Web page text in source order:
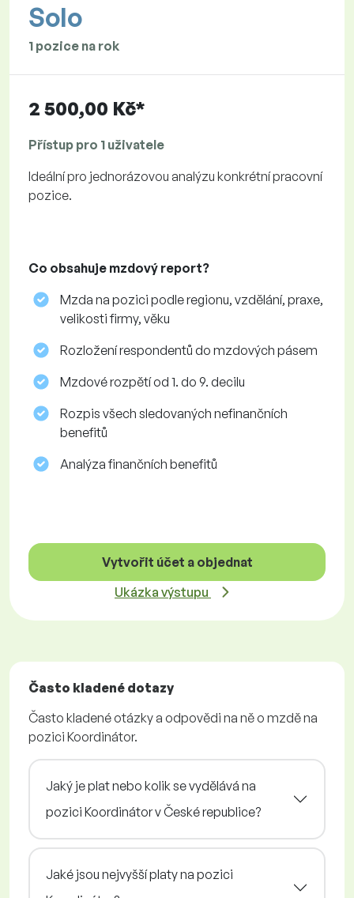
Solo
1 pozice na rok
2 500,00 Kč*
Přístup pro 1 uživatele
Ideální pro jednorázovou analýzu konkrétní pracovní
pozice.
Co obsahuje mzdový report?
Mzda na pozici podle regionu, vzdělání, praxe,
velikosti firmy, věku
Rozložení respondentů do mzdových pásem
Mzdové rozpětí od 1. do 9. decilu
Rozpis všech sledovaných nefinančních
benefitů
Analýza finančních benefitů
Vytvořit účet a objednat
Ukázka výstupu
Často kladené dotazy
Často kladené otázky a odpovědi na ně o mzdě na
pozici Koordinátor.
Jaký je plat nebo kolik se vydělává na
pozici Koordinátor v České republice?
Jaké jsou nejvyšší platy na pozici